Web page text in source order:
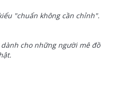
"chuẩn không cần chỉnh".
cho những người mê đồ